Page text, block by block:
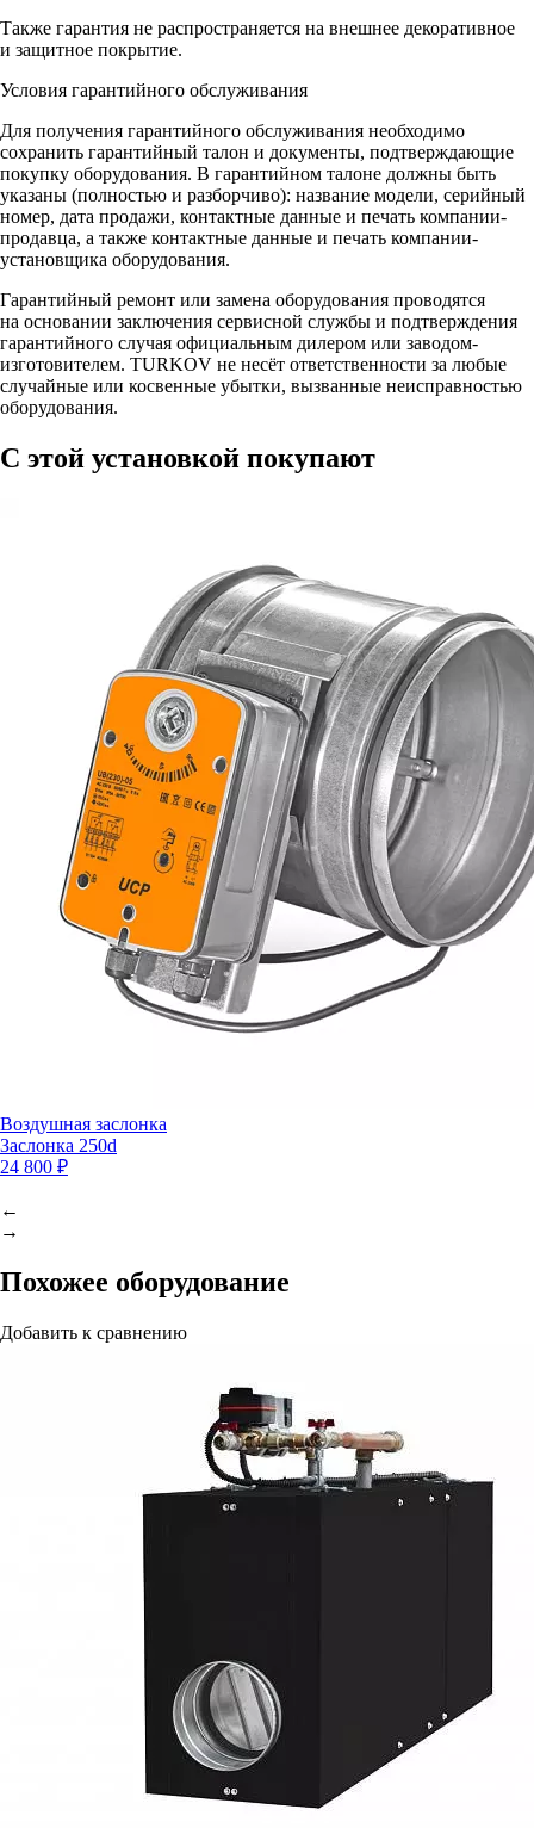
Также гарантия не распространяется на внешнее декоративное
и защитное покрытие.
Условия гарантийного обслуживания
Для получения гарантийного обслуживания необходимо
сохранить гарантийный талон и документы, подтверждающие
покупку оборудования. В гарантийном талоне должны быть
указаны (полностью и разборчиво): название модели, серийный
номер, дата продажи, контактные данные и печать компании-
продавца, а также контактные данные и печать компании-
установщика оборудования.
Гарантийный ремонт или замена оборудования проводятся
на основании заключения сервисной службы и подтверждения
гарантийного случая официальным дилером или заводом-
изготовителем. TURKOV не несёт ответственности за любые
случайные или косвенные убытки, вызванные неисправностью
оборудования.
С этой установкой покупают
Воздушная заслонка
Заслонка 250d
24 800 ₽
←
→
Похожее оборудование
Добавить к сравнению